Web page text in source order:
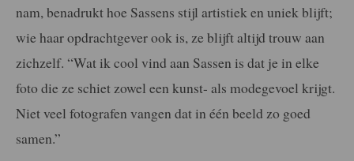
nam, benadrukt hoe Sassens stijl artistiek en uniek blijft;
wie haar opdrachtgever ook is, ze blijft altijd trouw aan
zichzelf. “Wat ik cool vind aan Sassen is dat je in elke
foto die ze schiet zowel een kunst- als modegevoel krijgt.
Niet veel fotografen vangen dat in één beeld zo goed
samen.”